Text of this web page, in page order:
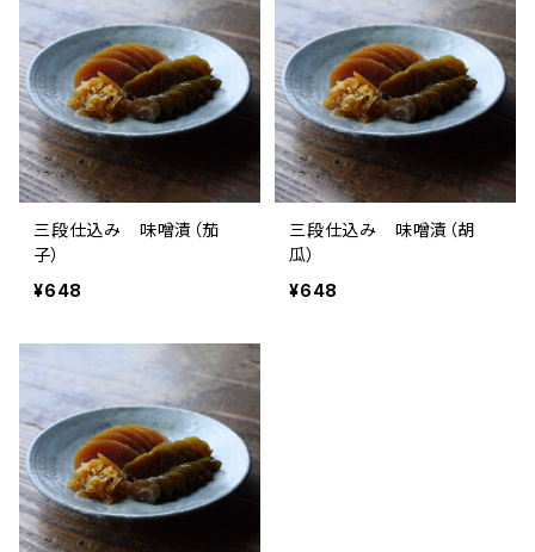
三段仕込み 味噌漬（茄
子）
¥648
三段仕込み 味噌漬（胡
瓜）
¥648